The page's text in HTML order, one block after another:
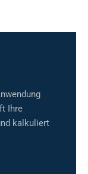
Ihre
kalkuliert